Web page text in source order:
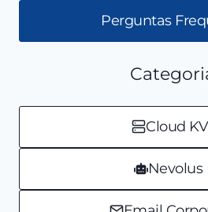
Perguntas
Cloud
Nevolus